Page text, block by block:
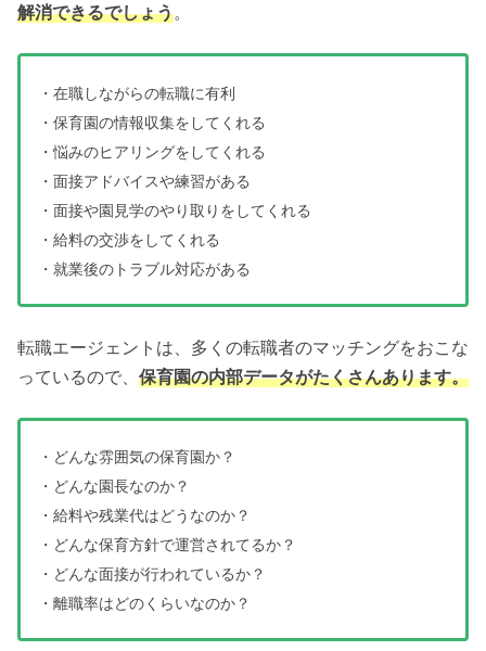
解消できるでしょう。
・在職しながらの転職に有利
・保育園の情報収集をしてくれる
・悩みのヒアリングをしてくれる
・面接アドバイスや練習がある
・面接や園見学のやり取りをしてくれる
・給料の交渉をしてくれる
・就業後のトラブル対応がある
転職エージェントは、多くの転職者のマッチングをおこな
っているので、 保育園の内部データがたくさんあります。
・どんな雰囲気の保育園か？
・どんな園長なのか？
・給料や残業代はどうなのか？
・どんな保育方針で運営されてるか？
・どんな面接が行われているか？
・離職率はどのくらいなのか？